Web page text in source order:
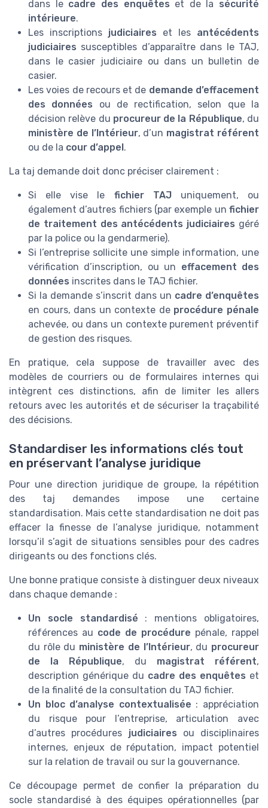
dans le cadre des enquêtes et de la sécurité
intérieure.
Les inscriptions judiciaires et les antécédents
judiciaires susceptibles d’apparaître dans le TAJ,
dans le casier judiciaire ou dans un bulletin de
casier.
Les voies de recours et de demande d’effacement
des données ou de rectification, selon que la
décision relève du procureur de la République, du
ministère de l’Intérieur, d’un magistrat référent
ou de la cour d’appel.
La taj demande doit donc préciser clairement :
Si elle vise le fichier TAJuniquement, ou
également d’autres fichiers (par exemple un fichier
de traitement des antécédents judiciaires géré
par la police ou la gendarmerie).
Si l’entreprise sollicite une simple information, une
vérification d’inscription, ou un effacement des
données inscrites dans le TAJ fichier.
Si la demande s’inscrit dans un cadre d’enquêtes
en cours, dans un contexte de procédure pénale
achevée, ou dans un contexte purement préventif
de gestion des risques.
En pratique, cela suppose de travailler avec des
modèles de courriers ou de formulaires internes qui
intègrent ces distinctions, afin de limiter les allers
retours avec les autorités et de sécuriser la traçabilité
des décisions.
Standardiser les informations clés tout
en préservant l’analyse juridique
Pour une direction juridique de groupe, la répétition
des taj demandes impose une certaine
standardisation. Mais cette standardisation ne doit pas
effacer la finesse de l’analyse juridique, notamment
lorsqu’il s’agit de situations sensibles pour des cadres
dirigeants ou des fonctions clés.
Une bonne pratique consiste à distinguer deux niveaux
dans chaque demande :
Un socle standardisé : mentions obligatoires,
références au code de procédure pénale, rappel
du rôle du ministère de l’Intérieur, du procureur
de la République, du magistrat référent,
description générique du cadre des enquêtes et
de la finalité de la consultation du TAJ fichier.
Un bloc d’analyse contextualisée : appréciation
du risque pour l’entreprise, articulation avec
d’autres procédures judiciaires ou disciplinaires
internes, enjeux de réputation, impact potentiel
sur la relation de travail ou sur la gouvernance.
Ce découpage permet de confier la préparation du
socle standardisé à des équipes opérationnelles (par